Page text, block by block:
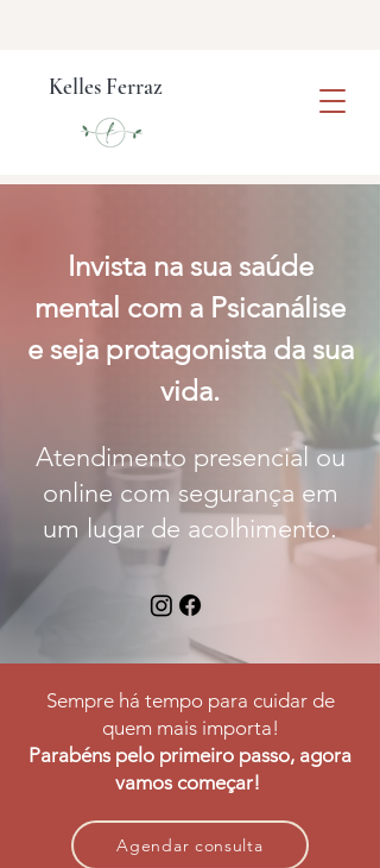
Kelles Ferraz
Invista na sua saúde
mental com a Psicanálise
e seja protagonista da sua
vida.
Atendimento presencial ou
online com segurança em
um lugar de acolhimento.
Sempre há tempo para cuidar de
quem mais importa!
Parabéns pelo primeiro passo, agora
vamos começar!
Agendar consulta